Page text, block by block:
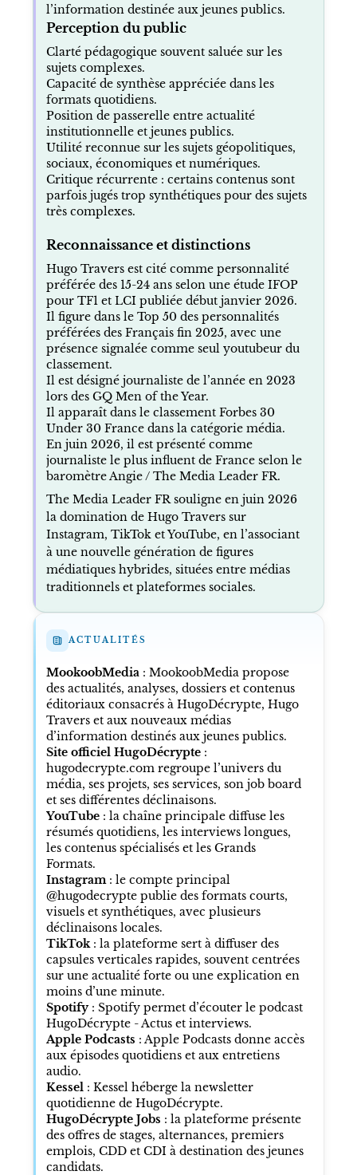
l’information destinée aux jeunes publics.
Perception du public
Clarté pédagogique souvent saluée sur les
sujets complexes.
Capacité de synthèse appréciée dans les
formats quotidiens.
Position de passerelle entre actualité
institutionnelle et jeunes publics.
Utilité reconnue sur les sujets géopolitiques,
sociaux, économiques et numériques.
Critique récurrente : certains contenus sont
parfois jugés trop synthétiques pour des sujets
très complexes.
Reconnaissance et distinctions
Hugo Travers est cité comme personnalité
préférée des 15-24 ans selon une étude IFOP
pour TF1 et LCI publiée début janvier 2026.
Il figure dans le Top 50 des personnalités
préférées des Français fin 2025, avec une
présence signalée comme seul youtubeur du
classement.
Il est désigné journaliste de l’année en 2023
lors des GQ Men of the Year.
Il apparaît dans le classement Forbes 30
Under 30 France dans la catégorie média.
En juin 2026, il est présenté comme
journaliste le plus influent de France selon le
baromètre Angie / The Media Leader FR.
The Media Leader FR souligne en juin 2026
la domination de Hugo Travers sur
Instagram, TikTok et YouTube, en l’associant
à une nouvelle génération de figures
médiatiques hybrides, situées entre médias
traditionnels et plateformes sociales.
ACTUALITÉS
MookoobMedia: MookoobMedia propose
des actualités, analyses, dossiers et contenus
éditoriaux consacrés à HugoDécrypte, Hugo
Travers et aux nouveaux médias
d’information destinés aux jeunes publics.
Site officiel HugoDécrypte:
hugodecrypte.com regroupe l’univers du
média, ses projets, ses services, son job board
et ses différentes déclinaisons.
YouTube: la chaîne principale diffuse les
résumés quotidiens, les interviews longues,
les contenus spécialisés et les Grands
Formats.
Instagram: le compte principal
@hugodecrypte publie des formats courts,
visuels et synthétiques, avec plusieurs
déclinaisons locales.
TikTok: la plateforme sert à diffuser des
capsules verticales rapides, souvent centrées
sur une actualité forte ou une explication en
moins d’une minute.
Spotify: Spotify permet d’écouter le podcast
HugoDécrypte - Actus et interviews.
Apple Podcasts : Apple Podcasts donne accès
aux épisodes quotidiens et aux entretiens
audio.
Kessel: Kessel héberge la newsletter
quotidienne de HugoDécrypte.
HugoDécrypte Jobs : la plateforme présente
des offres de stages, alternances, premiers
emplois, CDD et CDI à destination des jeunes
candidats.